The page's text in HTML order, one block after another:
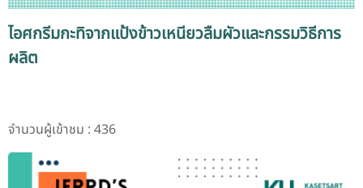
ไอศกรีมกะทิจากแป้งข้าวเหนียวลืมผัวและกรรมวิธีการ
ผลิต
จำนวนผู้เข้าชม : 436